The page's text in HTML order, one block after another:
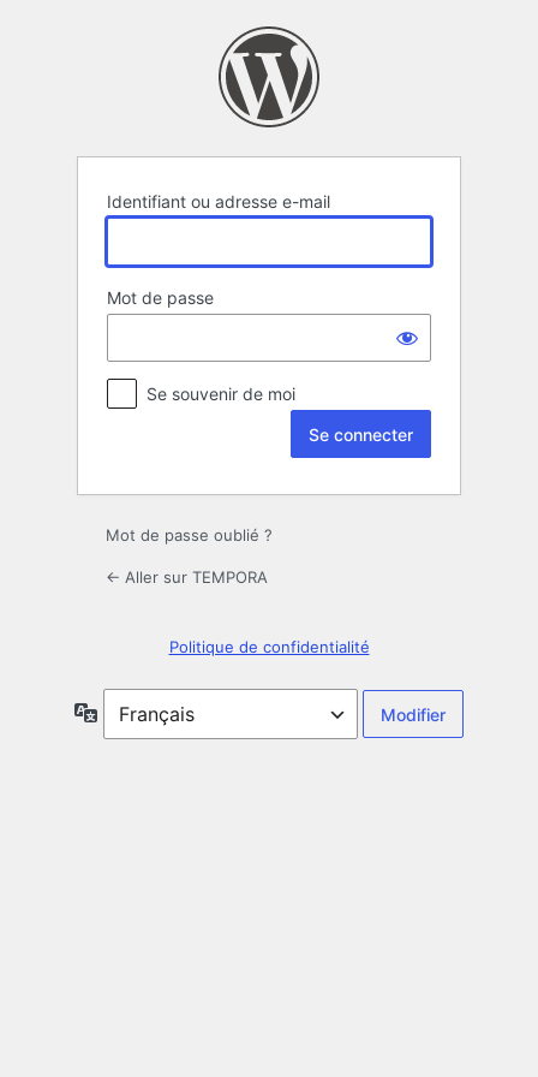
Identifiant ou adresse e-mail
Mot de passe
Se souvenir de moi
Mot de passe oublié ?
← Aller sur TEMPORA
Politique de confidentialité
Langue